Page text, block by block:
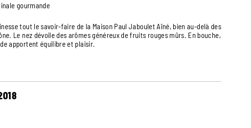
gourmande
tout le savoir-faire de la Maison Paul Jaboulet Aîné, bien au-delà des
Le nez dévoile des arômes généreux de fruits rouges mûrs. En bouche,
apportent équilibre et plaisir.